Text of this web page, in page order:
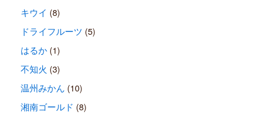
キウイ (8)
ドライフルーツ (5)
はるか(1)
不知火 (3)
温州みかん (10)
湘南ゴールド (8)